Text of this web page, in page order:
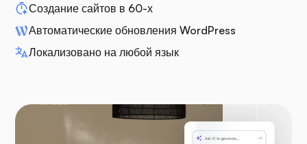
Создание сайтов в 60-х
Автоматические обновления WordPress
Локализовано на любой язык